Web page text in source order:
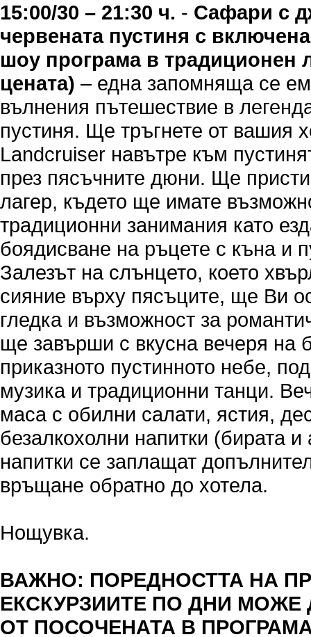
15:00/30 – 21:30 ч. - Сафари с
червената пустиня с
шоу програма в традиционен
цената) – една запомняща се
вълнения пътешествие в
пустиня. Ще тръгнете от вашия
Landcruiser навътре към
през пясъчните дюни. Ще
лагер, където ще имате
традиционни занимания като
боядисване на ръцете с къна и
Залезът на слънцето, което
сияние върху пясъците, ще Ви
гледка и възможност за
ще завърши с вкусна вечеря на
приказното пустинното небе,
музика и традиционни танци.
маса с обилни салати, ястия,
безалкохолни напитки (бирата и
напитки се заплащат
връщане обратно до хотела.
Нощувка.
ВАЖНО: ПОРЕДНОСТТА НА
ЕКСКУРЗИИТЕ ПО ДНИ МОЖЕ
ОТ ПОСОЧЕНАТА В